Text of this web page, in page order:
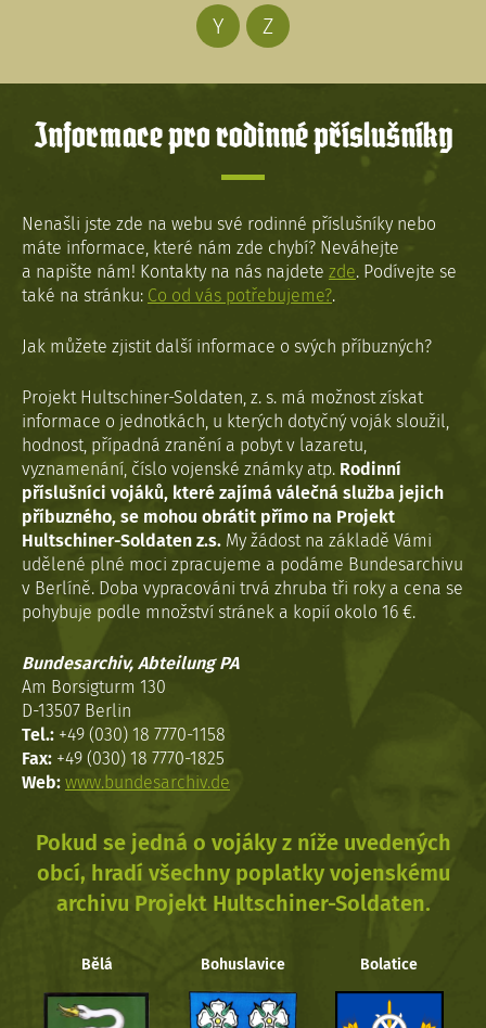
Y
Z
Informace pro rodinné příslušníky
Nenašli jste zde na webu své rodinné příslušníky nebo
máte informace, které nám zde chybí? Neváhejte
a napište nám! Kontakty na nás najdete zde. Podívejte se
také na stránku: Co od vás potřebujeme?.
Jak můžete zjistit další informace o svých příbuzných?
Projekt Hultschiner-Soldaten, z. s. má možnost získat
informace o jednotkách, u kterých dotyčný voják sloužil,
hodnost, případná zranění a pobyt v lazaretu,
vyznamenání, číslo vojenské známky atp. Rodinní
příslušníci vojáků, které zajímá válečná služba jejich
příbuzného, se mohou obrátit přímo na Projekt
Hultschiner-Soldaten z.s. My žádost na základě Vámi
udělené plné moci zpracujeme a podáme Bundesarchivu
v Berlíně. Doba vypracováni trvá zhruba tři roky a cena se
pohybuje podle množství stránek a kopií okolo 16 €.
Bundesarchiv, Abteilung PA
Am Borsigturm 130
D-13507 Berlin
Tel.: +49 (030) 18 7770-1158
Fax: +49 (030) 18 7770-1825
Web: www.bundesarchiv.de
Pokud se jedná o vojáky z níže uvedených
obcí, hradí všechny poplatky vojenskému
archivu Projekt Hultschiner-Soldaten.
Bělá Bohuslavice Bolatice